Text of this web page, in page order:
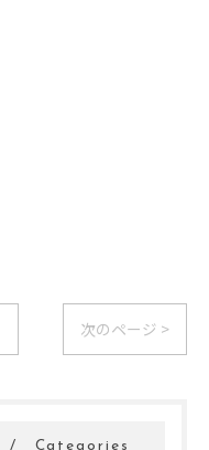
次のページ >
Categories